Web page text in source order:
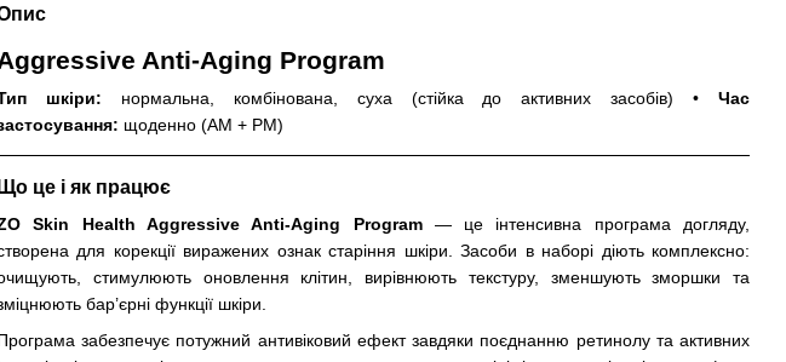
Anti-Aging Program
шкіри: нормальна, комбінована, суха (стійка до активних засобів) •Час
щоденно (AM + PM)
Що це і як працює
Skin Health Aggressive Anti-Aging Program— це інтенсивна програма догляду,
для корекції виражених ознак старіння шкіри. Засоби в наборі діють комплексно:
стимулюють оновлення клітин, вирівнюють текстуру, зменшують зморшки та
бар’єрні функції шкіри.
забезпечує потужний антивіковий ефект завдяки поєднанню ретинолу та активних